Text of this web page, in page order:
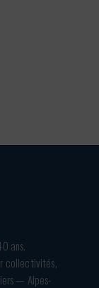
ans.
collectivités,
— Alpes-